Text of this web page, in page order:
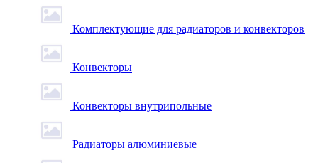
Комплектующие для радиаторов и конвекторов
Конвекторы
Конвекторы внутрипольные
Радиаторы алюминиевые